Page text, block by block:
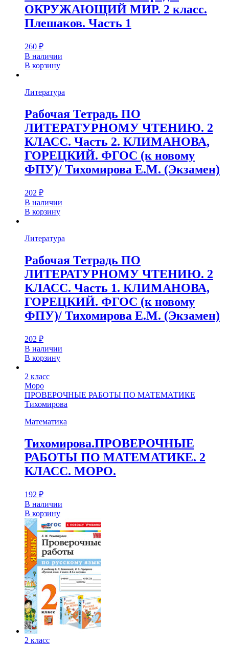
ОКРУЖАЮЩИЙ МИР. 2 класс.
Плешаков. Часть 1
260 ₽
В наличии
В корзину
Литература
Рабочая Тетрадь ПО
ЛИТЕРАТУРНОМУ ЧТЕНИЮ. 2
КЛАСС. Часть 2. КЛИМАНОВА,
ГОРЕЦКИЙ. ФГОС (к новому
ФПУ)/ Тихомирова Е.М. (Экзамен)
202 ₽
В наличии
В корзину
Литература
Рабочая Тетрадь ПО
ЛИТЕРАТУРНОМУ ЧТЕНИЮ. 2
КЛАСС. Часть 1. КЛИМАНОВА,
ГОРЕЦКИЙ. ФГОС (к новому
ФПУ)/ Тихомирова Е.М. (Экзамен)
202 ₽
В наличии
В корзину
2 класс
Моро
ПРОВЕРОЧНЫЕ РАБОТЫ ПО МАТЕМАТИКЕ
Тихомирова
Математика
Тихомирова.ПРОВЕРОЧНЫЕ
РАБОТЫ ПО МАТЕМАТИКЕ. 2
КЛАСС. МОРО.
192 ₽
В наличии
В корзину
2 класс